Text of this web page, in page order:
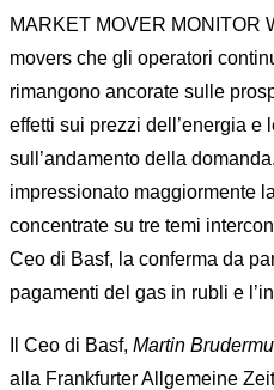
MARKET MOVER MONITOR
movers che gli operatori
rimangono ancorate sulle
effetti sui prezzi dell’energia e
sull’andamento della
impressionato maggiormente
concentrate su tre temi
Ceo di Basf, la conferma da
pagamenti del gas in rubli e
Il Ceo di Basf, Martin
alla Frankfurter Allgemeine